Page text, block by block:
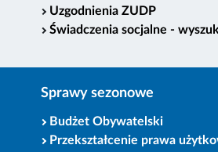
Uzgodnienia ZUDP
Świadczenia socjalne -
Sprawy sezonowe
Budżet Obywatelski
Przekształcenie prawa